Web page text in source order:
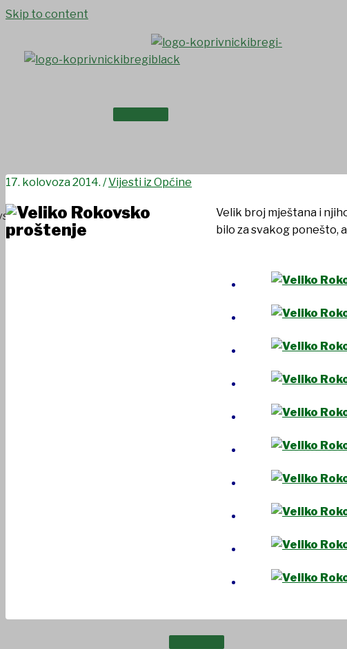
Skip to content
Veliko Rokovsko proštenje
17. kolovoza 2014. /Vijesti iz Općine
Velik broj mještana i
bilo za svakog ponešto,